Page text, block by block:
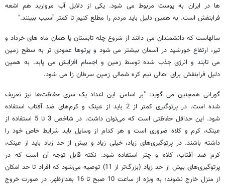
ها در ایران به پوست مربوط می شود. یکی از دلایل آب مروارید هم اشعه
فرابنفش است. به همین دلیل باید مردم را مطلع کنیم تا کمتر آسیب ببینند."
سالهاست که دانشمندان می دانند از شروع چله تابستان یا همان ماه های خرداد و
تیر، ارتفاع خورشید در آسمان بیشتر می شود و پرتوها عمودی تر به سطح زمین
می تابند و انرژی جذب شده توسط زمین و اجسام افزایش می یابد. به همین
دلیل فرابنفش برای اهالی نیم کره شمالی زمین سرطان زا می شود.
گورانی همچنین می گوید: "بر اساس این اعداد یک سری حفاظت‌ها نیز تعریف
شده است. در پرتوگیری کمتر از 2 باید از عینک و کرم‌های ضد آفتاب استفاده
شود. این حداقل حفاظتی است که می‌توان داشت. در شاخص 3 تا 5 استفاده از
عینک، کرم و کلاه ضروری است و هر کدام از وسایل باید شرایط خاص خود را
داشته باشند. در پرتوگیری‌های زیاد، خیلی زیاد و بیش از حد زیاد باید از عینک،
کرم ضد آفتاب، کلاه و چتر استفاده شود. نکته قابل توجه آن است که در
پرتوگیری‌های بیش از حد زیاد (بزرگ‌تر از 11) توصیه می‌شود که افراد تا حد امکان
از منزل خارج نشوند؛ به ویژه از ساعت 10 صبح تا 16 بعدازظهر. در صورت خروج